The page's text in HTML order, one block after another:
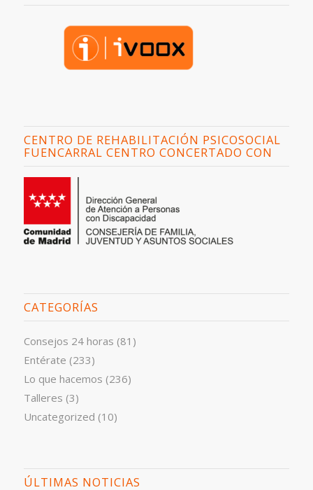
CENTRO DE REHABILITACIÓN PSICOSOCIAL
FUENCARRAL CENTRO CONCERTADO CON
CATEGORÍAS
Consejos 24 horas (81)
Entérate (233)
Lo que hacemos (236)
Talleres (3)
Uncategorized (10)
ÚLTIMAS NOTICIAS